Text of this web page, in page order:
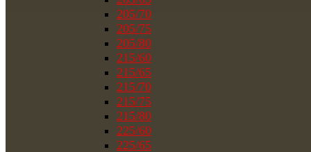
205/70
205/75
205/80
215/60
215/65
215/70
215/75
215/80
225/60
225/65